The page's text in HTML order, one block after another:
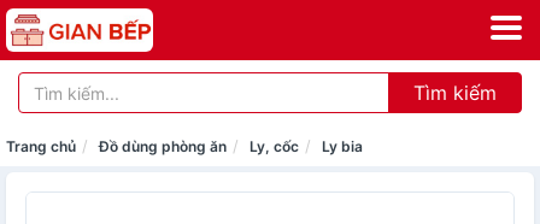
Tìm kiếm
Trang chủ Đồ dùng phòng ăn Ly, cốc Ly bia